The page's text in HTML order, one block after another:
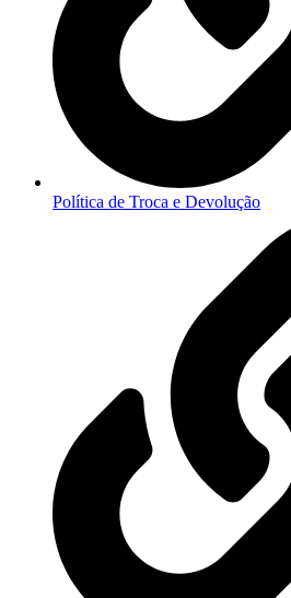
Política de Troca e Devolução